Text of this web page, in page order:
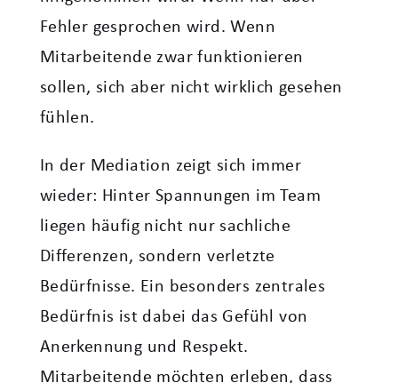
Fehler gesprochen wird. Wenn
Mitarbeitende zwar funktionieren
sollen, sich aber nicht wirklich gesehen
fühlen.
In der Mediation zeigt sich immer
wieder: Hinter Spannungen im Team
liegen häufig nicht nur sachliche
Differenzen, sondern verletzte
Bedürfnisse. Ein besonders zentrales
Bedürfnis ist dabei das Gefühl von
Anerkennung und Respekt.
Mitarbeitende möchten erleben, dass